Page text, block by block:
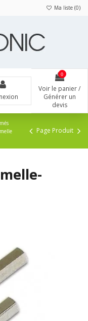
Ma liste (0)
0
Voir le panier /
Générer un
devis
Page Produit